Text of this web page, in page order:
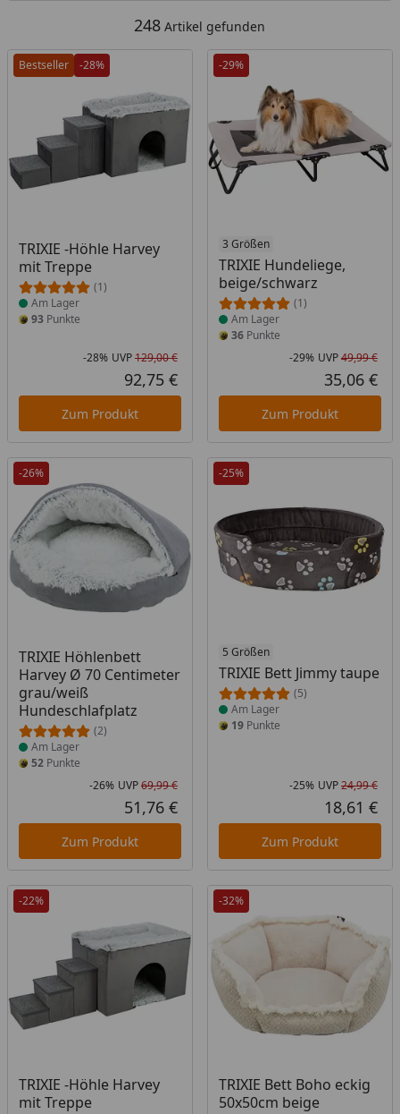
Hundekörben. Es gibt Hundebetten in allen möglichen
Farben, Formen und Materialien. Überzeugen Sie sich
selbst vombreit gefächerten Sortiment
Ihrem Vierbeiner, den Schlaf noch erholsamer werden zu
248 Artikel gefunden
Bestseller -28%
TRIXIE -Höhle Harvey
mit Treppe
(1)
Produkt am Lager
Am Lager
93 Punkte
Rabatt in Prozent
-28%
Ursprünglicher Preis
UVP129,00 €
Aktueller Preis
92,75 €
Zum Produkt
-29%
3 Größen
TRIXIE Hundeliege,
beige/schwarz
(1)
Produkt am Lager
Am Lager
36Punkte
-29% UVP49,99 €
35,06 €
Zum Produkt
-26%
TRIXIE Höhlenbett
Harvey Ø 70 Centimeter
grau/weiß
Hundeschlafplatz
(2)
Produkt am Lager
Am Lager
52 Punkte
Rabatt in Prozent
-26%
Ursprünglicher Preis
UVP69,99 €
Aktueller Preis
51,76 €
Zum Produkt
-25%
5 Größen
TRIXIE Bett Jimmy taupe
(5)
Produkt am Lager
Am Lager
19Punkte
-25% UVP24,99 €
18,61 €
Zum Produkt
-22%
TRIXIE -Höhle Harvey
mit Treppe
Produkt am Lager
-32%
TRIXIE Bett Boho eckig
50x50cm beige
Produkt am Lager